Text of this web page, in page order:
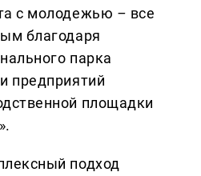
с молодежью – все
благодаря
парка
предприятий
площадки
подход